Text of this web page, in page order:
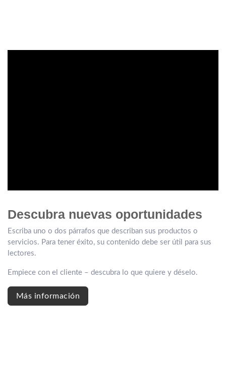
Descubra nuevas oportunidades
Escriba uno o dos párrafos que describan sus productos o
servicios. Para tener éxito, su contenido debe ser útil para sus
lectores.
Empiece con el cliente – descubra lo que quiere y déselo.
Más información